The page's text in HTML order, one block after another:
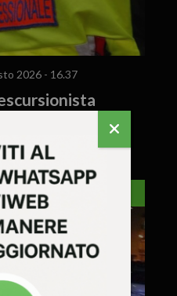
2026 - 16.37
in bivacco: